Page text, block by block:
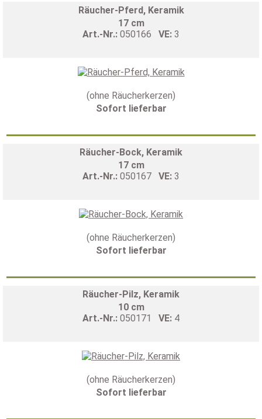
Räucher-Pferd, Keramik
17 cm
Art.-Nr.: 050166 VE: 3
(ohne Räucherkerzen)
Sofort lieferbar
Räucher-Bock, Keramik
17 cm
Art.-Nr.: 050167 VE: 3
(ohne Räucherkerzen)
Sofort lieferbar
Räucher-Pilz, Keramik
10 cm
Art.-Nr.: 050171 VE: 4
(ohne Räucherkerzen)
Sofort lieferbar